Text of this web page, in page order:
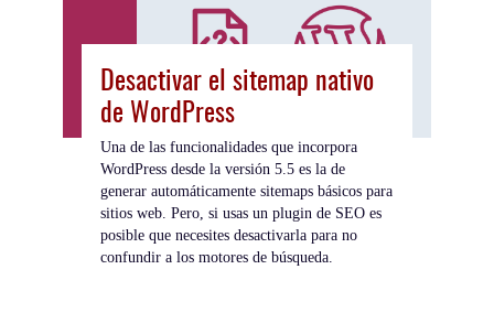
Desactivar el sitemap nativo
de WordPress
Una de las funcionalidades que incorpora
WordPress desde la versión 5.5 es la de
generar automáticamente sitemaps básicos para
sitios web. Pero, si usas un plugin de SEO es
posible que necesites desactivarla para no
confundir a los motores de búsqueda.